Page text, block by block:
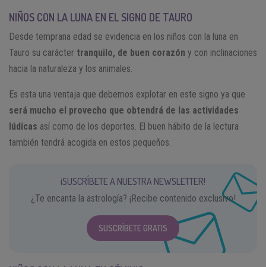
NIÑOS CON LA LUNA EN EL SIGNO DE TAURO
Desde temprana edad se evidencia en los niños con la luna en
Tauro su carácter tranquilo, de buen corazón y con inclinaciones
hacia la naturaleza y los animales.
Es esta una ventaja que debemos explotar en este signo ya que
será mucho el provecho que obtendrá de las actividades
lúdicas así como de los deportes. El buen hábito de la lectura
también tendrá acogida en estos pequeños.
¡SUSCRÍBETE A NUESTRA NEWSLETTER!
¿Te encanta la astrología? ¡Recibe contenido exclusivo!
SUSCRÍBETE GRATIS